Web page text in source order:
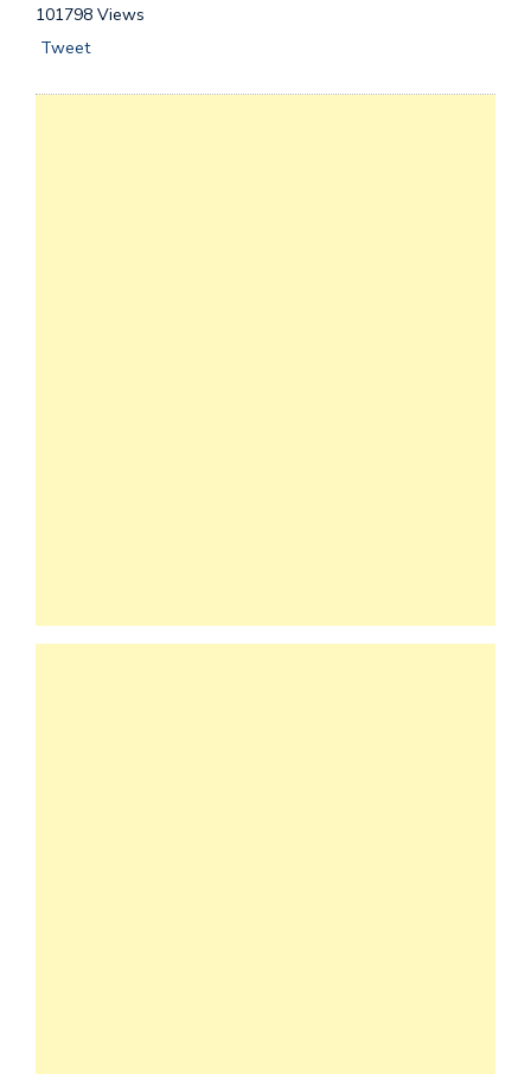
101798 Views
Tweet